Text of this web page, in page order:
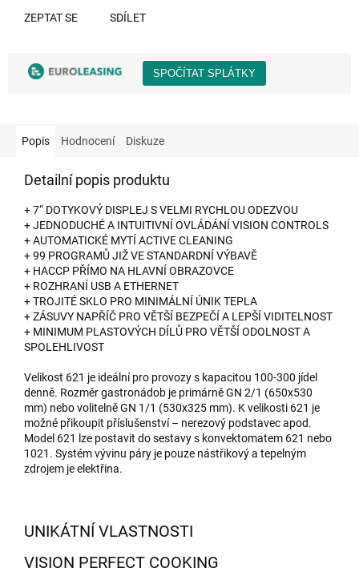
ZEPTAT SE SDÍLET
Popis Hodnocení Diskuze
Detailní popis produktu
+ 7“ DOTYKOVÝ DISPLEJ S VELMI RYCHLOU ODEZVOU
+ JEDNODUCHÉ A INTUITIVNÍ OVLÁDÁNÍ VISION CONTROLS
+ AUTOMATICKÉ MYTÍ ACTIVE CLEANING
+ 99 PROGRAMŮ JIŽ VE STANDARDNÍ VÝBAVĚ
+ HACCP PŘÍMO NA HLAVNÍ OBRAZOVCE
+ ROZHRANÍ USB A ETHERNET
+ TROJITÉ SKLO PRO MINIMÁLNÍ ÚNIK TEPLA
+ ZÁSUVY NAPŘÍČ PRO VĚTŠÍ BEZPEČÍ A LEPŠÍ VIDITELNOST
+ MINIMUM PLASTOVÝCH DÍLŮ PRO VĚTŠÍ ODOLNOST A
SPOLEHLIVOST
Velikost 621 je ideální pro provozy s kapacitou 100-300 jídel
denně. Rozměr gastronádob je primárně GN 2/1 (650x530
mm) nebo volitelně GN 1/1 (530x325 mm). K velikosti 621 je
možné přikoupit příslušenství – nerezový podstavec apod.
Model 621 lze postavit do sestavy s konvektomatem 621 nebo
1021. Systém vývinu páry je pouze nástřikový a tepelným
zdrojem je elektřina.
UNIKÁTNÍ VLASTNOSTI
VISION PERFECT COOKING